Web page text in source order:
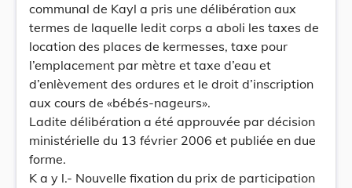
communal de Kayl a pris une délibération aux
termes de laquelle ledit corps a aboli les taxes de
location des places de kermesses, taxe pour
l’emplacement par mètre et taxe d’eau et
d’enlèvement des ordures et le droit d’inscription
aux cours de «bébés-nageurs».
Ladite délibération a été approuvée par décision
ministérielle du 13 février 2006 et publiée en due
forme.
K a y l.- Nouvelle fixation du prix de participation